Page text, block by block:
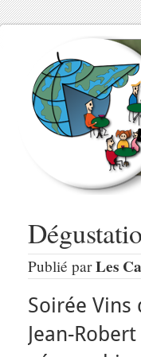
Publié parLes
Soirée Vins
Jean-